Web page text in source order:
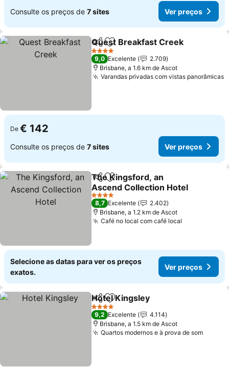
Consulte os preços de 7 sites Ver preços
PartilharAdicionar aos favoritos
Quest Breakfast Creek
4 Estrelas
9,0 Excelente
2.709
Brisbane, a 1.6 km de Ascot
Varandas privadas com vistas panorâmicas
De € 142
Consulte os preços de 7 sites Ver preços
PartilharAdicionar aos favoritos
The Kingsford, an
Ascend Collection Hotel
4 Estrelas
8,7 Excelente
2.402
Brisbane, a 1.2 km de Ascot
Café no local com café local
Selecione as datas para ver os preços
exatos.
Ver preços
PartilharAdicionar aos favoritos
Hotel Kingsley
4 Estrelas
9,2 Excelente
4.114
Brisbane, a 1.5 km de Ascot
Quartos modernos e à prova de som